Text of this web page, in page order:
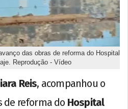
das obras de reforma do Hospital
Reprodução - Vídeo
Reis, acompanhou o
de reforma do Hospital